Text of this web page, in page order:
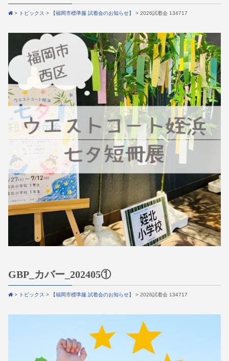
> トピックス > 【福岡市標準服 試着会のお知らせ】 > 2026試着会 134717
GBP_カバー_202405①
> トピックス > 【福岡市標準服 試着会のお知らせ】 > 2026試着会 134717